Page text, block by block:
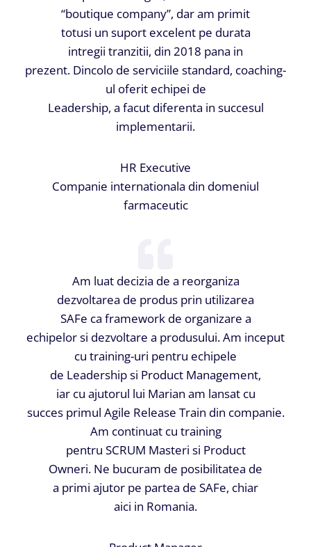
“boutique company”, dar am primit
totusi un suport excelent pe durata
intregii tranzitii, din 2018 pana in
prezent. Dincolo de serviciile standard, coaching-
ul oferit echipei de
Leadership, a facut diferenta in succesul
implementarii.
HR Executive
Companie internationala din domeniul
farmaceutic
Am luat decizia de a reorganiza
dezvoltarea de produs prin utilizarea
SAFe ca framework de organizare a
echipelor si dezvoltare a produsului. Am inceput
cu training-uri pentru echipele
de Leadership si Product Management,
iar cu ajutorul lui Marian am lansat cu
succes primul Agile Release Train din companie.
Am continuat cu training
pentru SCRUM Masteri si Product
Owneri. Ne bucuram de posibilitatea de
a primi ajutor pe partea de SAFe, chiar
aici in Romania.